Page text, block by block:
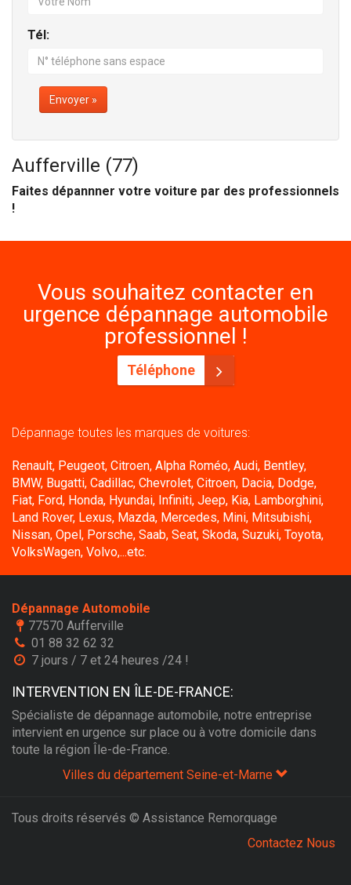
Tél:
Envoyer »
Aufferville (77)
Faites dépannner votre voiture par des professionnels
!
Vous souhaitez contacter en
urgence dépannage automobile
professionnel !
Téléphone
Dépannage toutes les marques de voitures:
Renault, Peugeot, Citroen, Alpha Roméo, Audi, Bentley,
BMW, Bugatti, Cadillac, Chevrolet, Citroen, Dacia, Dodge,
Fiat, Ford, Honda, Hyundai, Infiniti, Jeep, Kia, Lamborghini,
Land Rover, Lexus, Mazda, Mercedes, Mini, Mitsubishi,
Nissan, Opel, Porsche, Saab, Seat, Skoda, Suzuki, Toyota,
VolksWagen, Volvo,...etc.
Dépannage Automobile
77570 Aufferville
01 88 32 62 32
7 jours / 7 et 24 heures /24 !
INTERVENTION EN ÎLE-DE-FRANCE:
Spécialiste de dépannage automobile, notre entreprise
intervient en urgence sur place ou à votre domicile dans
toute la région Île-de-France.
Villes du département Seine-et-Marne
Tous droits réservés © Assistance Remorquage
Contactez Nous